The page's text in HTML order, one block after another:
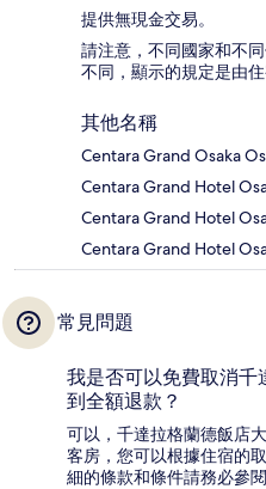
提供無現金交易。
請注意，不同國家和不
不同，顯示的規定是由住
其他名稱
Centara Grand Osaka
Centara Grand Hotel
Centara Grand Hotel
Centara Grand Hotel
常見問題
我是否可以免費取消千
到全額退款？
可以，千達拉格蘭德飯店
客房，您可以根據住宿的
細的條款和條件請務必參